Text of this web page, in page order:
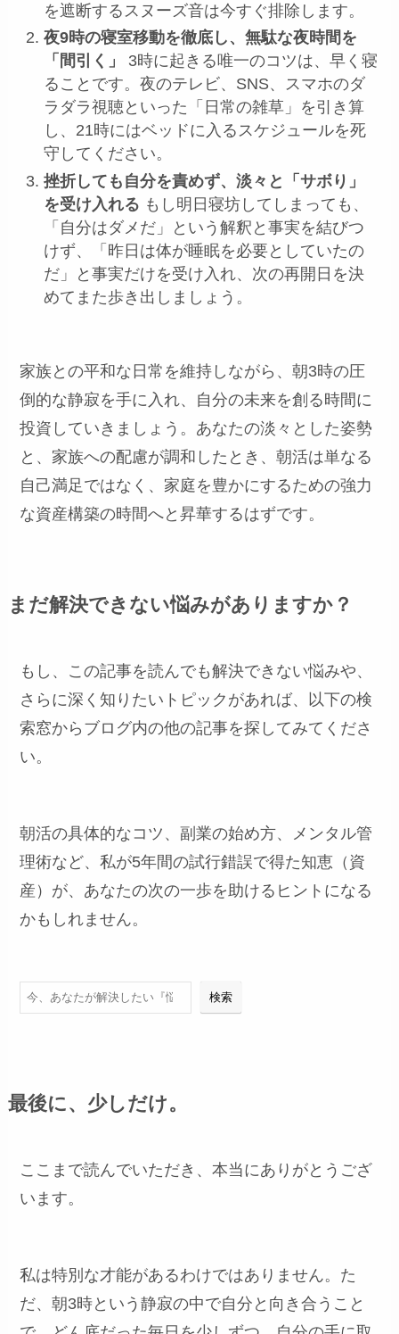
を遮断するスヌーズ音は今すぐ排除します。
夜9時の寝室移動を徹底し、無駄な夜時間を
「間引く」
3時に起きる唯一のコツは、早く寝
ることです。夜のテレビ、SNS、スマホのダ
ラダラ視聴といった「日常の雑草」を引き算
し、21時にはベッドに入るスケジュールを死
守してください。
挫折しても自分を責めず、淡々と「サボり」
を受け入れる もし明日寝坊してしまっても、
「自分はダメだ」という解釈と事実を結びつ
けず、「昨日は体が睡眠を必要としていたの
だ」と事実だけを受け入れ、次の再開日を決
めてまた歩き出しましょう。
家族との平和な日常を維持しながら、朝3時の圧
倒的な静寂を手に入れ、自分の未来を創る時間に
投資していきましょう。あなたの淡々とした姿勢
と、家族への配慮が調和したとき、朝活は単なる
自己満足ではなく、家庭を豊かにするための強力
な資産構築の時間へと昇華するはずです。
まだ解決できない悩みがありますか？
もし、この記事を読んでも解決できない悩みや、
さらに深く知りたいトピックがあれば、以下の検
索窓からブログ内の他の記事を探してみてくださ
い。
朝活の具体的なコツ、副業の始め方、メンタル管
理術など、私が5年間の試行錯誤で得た知恵（資
産）が、あなたの次の一歩を助けるヒントになる
かもしれません。
検索 検索
最後に、少しだけ。
ここまで読んでいただき、本当にありがとうござ
います。
私は特別な才能があるわけではありません。た
だ、朝3時という静寂の中で自分と向き合うこと